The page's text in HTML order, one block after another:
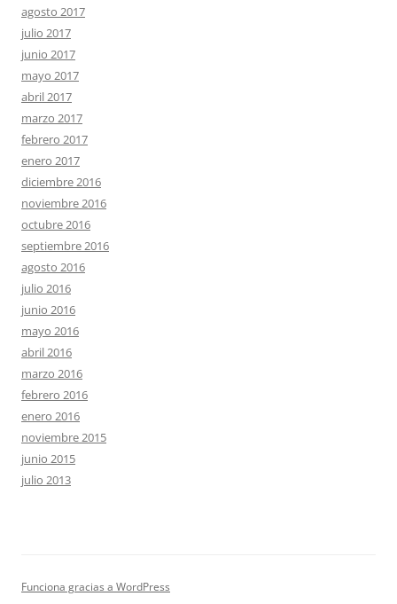
agosto 2017
julio 2017
junio 2017
mayo 2017
abril 2017
marzo 2017
febrero 2017
enero 2017
diciembre 2016
noviembre 2016
octubre 2016
septiembre 2016
agosto 2016
julio 2016
junio 2016
mayo 2016
abril 2016
marzo 2016
febrero 2016
enero 2016
noviembre 2015
junio 2015
julio 2013
Funciona gracias a WordPress